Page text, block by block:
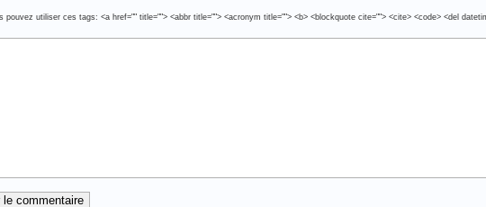
pouvez utiliser ces tags: <a href="" title=""> <abbr title=""> <acronym title=""> <b> <blockquote cite=""> <cite> <code> <del